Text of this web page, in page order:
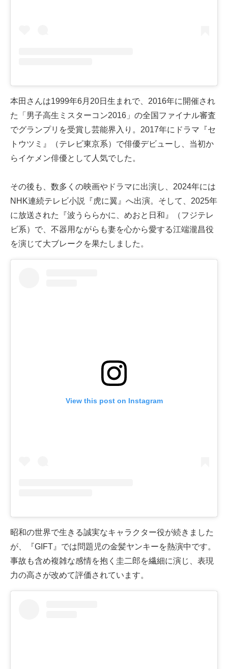
本田さんは1999年6月20日生まれで、2016年に開催され
た「男子高生ミスターコン2016」の全国ファイナル審査
でグランプリを受賞し芸能界入り。2017年にドラマ『セ
トウツミ』（テレビ東京系）で俳優デビューし、当初か
らイケメン俳優として人気でした。
その後も、数多くの映画やドラマに出演し、2024年には
NHK連続テレビ小説『虎に翼』へ出演。そして、2025年
に放送された『波うららかに、めおと日和』（フジテレ
ビ系）で、不器用ながらも妻を心から愛する江端瀧昌役
を演じて大ブレークを果たしました。
View this post on Instagram
昭和の世界で生きる誠実なキャラクター役が続きました
が、『GIFT』では問題児の金髪ヤンキーを熱演中です。
事故も含め複雑な感情を抱く圭二郎を繊細に演じ、表現
力の高さが改めて評価されています。